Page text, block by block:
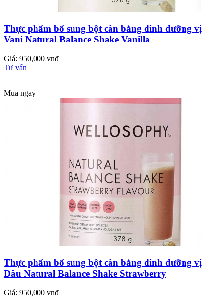
Thực phẩm bổ sung bột cân bằng dinh dưỡng vị
Vani Natural Balance Shake Vanilla
Giá: 950,000 vnđ
Tư vấn
Mua ngay
Thực phẩm bổ sung bột cân bằng dinh dưỡng vị
Dâu Natural Balance Shake Strawberry
Giá: 950,000 vnđ